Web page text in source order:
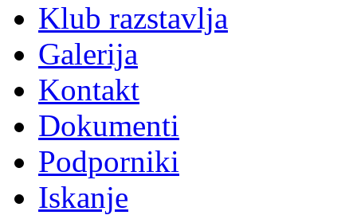
Klub razstavlja
Galerija
Kontakt
Dokumenti
Podporniki
Iskanje